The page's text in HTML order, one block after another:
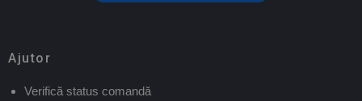
Ajutor
Verifică status comandă